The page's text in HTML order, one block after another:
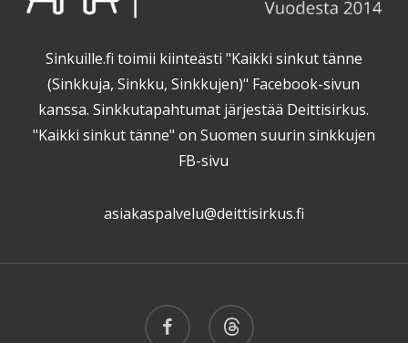
Sinkuille.fi toimii kiinteästi "Kaikki sinkut tänne
(Sinkkuja, Sinkku, Sinkkujen)" Facebook-sivun
kanssa. Sinkkutapahtumat järjestää Deittisirkus.
"Kaikki sinkut tänne" on Suomen suurin sinkkujen
FB-sivu
asiakaspalvelu@deittisirkus.fi
facebook threads